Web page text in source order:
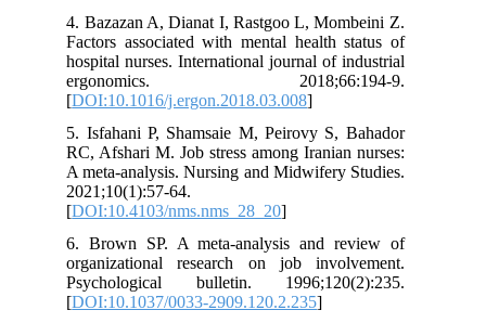
4. Bazazan A, Dianat I, Rastgoo L, Mombeini Z.
Factors associated with mental health status of
hospital nurses. International journal of industrial
ergonomics. 2018;66:194-9.
[DOI:10.1016/j.ergon.2018.03.008
5. Isfahani P, Shamsaie M, Peirovy S, Bahador
RC, Afshari M. Job stress among Iranian nurses:
A meta-analysis. Nursing and Midwifery Studies.
2021;10(1):57-64.
[DOI:10.4103/nms.nms_28_20
6. Brown SP. A meta-analysis and review of
organizational research on job involvement.
Psychological bulletin. 1996;120(2):235.
[DOI:10.1037/0033-2909.120.2.235